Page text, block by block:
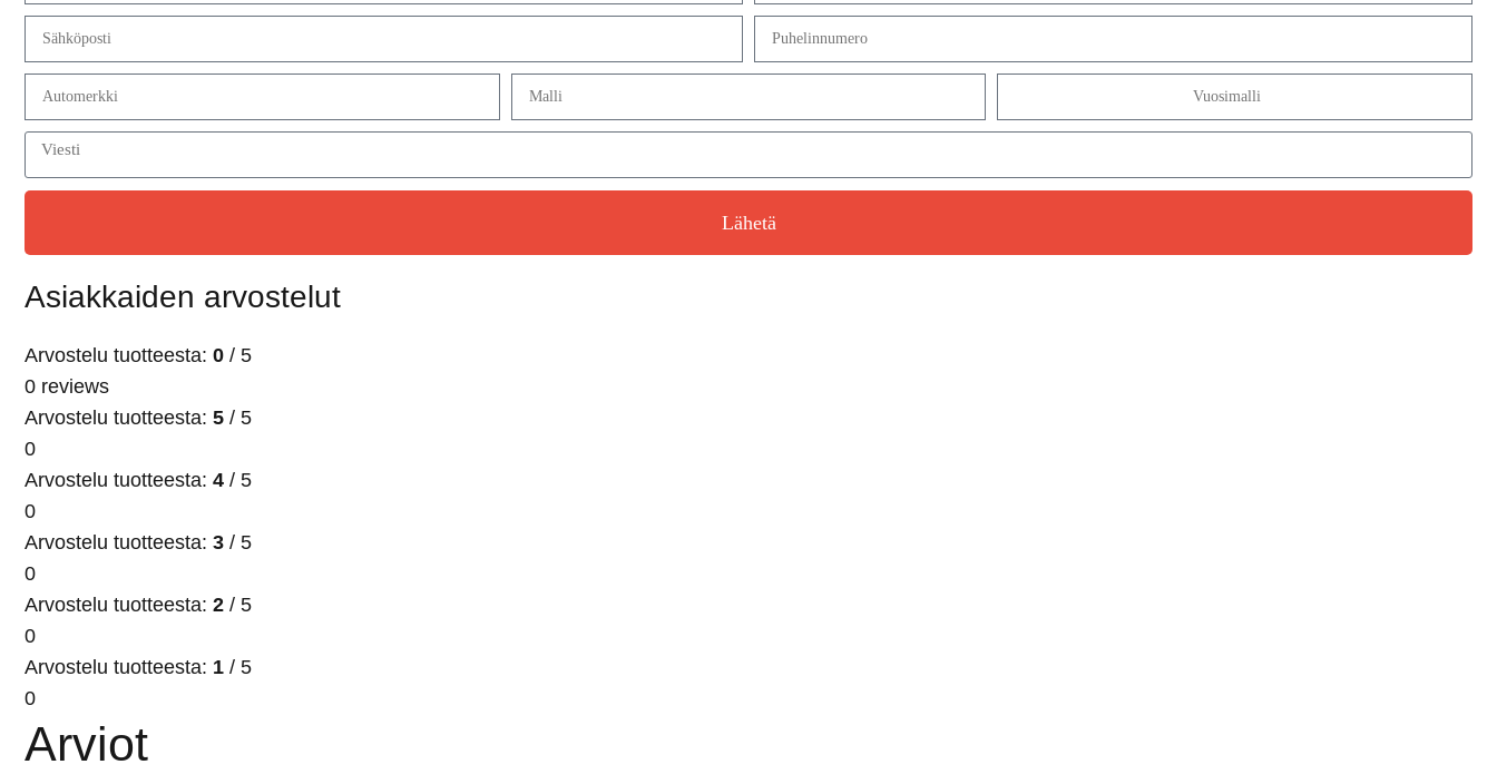
Lähetä
Asiakkaiden arvostelut
Arvostelu tuotteesta: 0 / 5
0 reviews
Arvostelu tuotteesta: 5 / 5
0
Arvostelu tuotteesta: 4 / 5
0
Arvostelu tuotteesta: 3 / 5
0
Arvostelu tuotteesta: 2 / 5
0
Arvostelu tuotteesta: 1 / 5
0
Arviot